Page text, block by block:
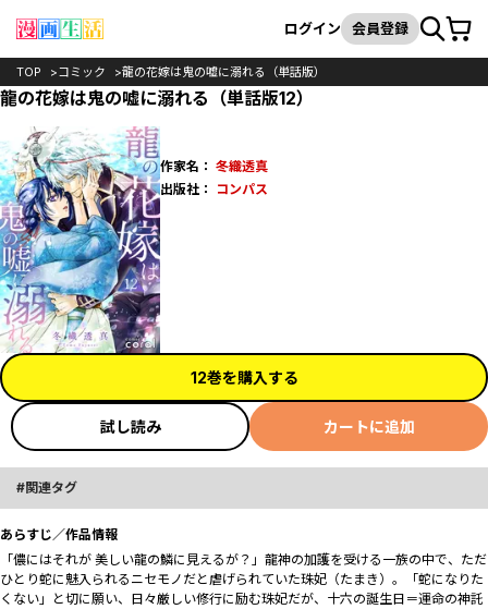
検索
ログイン 会員登録カート
TOP コミック 龍の花嫁は鬼の嘘に溺れる（単話版）
龍の花嫁は鬼の嘘に溺れる（単話版12）
作家名： 冬織透真
出版社：
コンパス
12巻を購入する
試し読み カートに追加
関連タグ
あらすじ／作品情報
「儂にはそれが 美しい龍の鱗に見えるが？」龍神の加護を受ける一族の中で、ただ
ひとり蛇に魅入られるニセモノだと虐げられていた珠妃（たまき）。「蛇になりた
くない」と切に願い、日々厳しい修行に励む珠妃だが、十六の誕生日＝運命の神託